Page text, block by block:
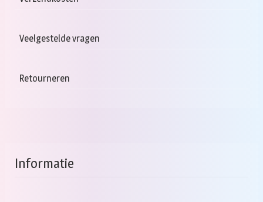
Veelgestelde vragen
Retourneren
Informatie